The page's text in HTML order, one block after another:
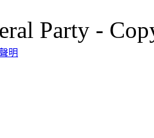
Party -
明